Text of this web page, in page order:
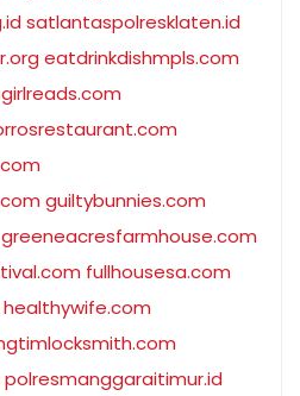
satlantaspolresklaten.id
eatdrinkdishmpls.com
guiltybunnies.com
greeneacresfarmhouse.com
fullhousesa.com
healthywife.com
polresmanggaraitimur.id